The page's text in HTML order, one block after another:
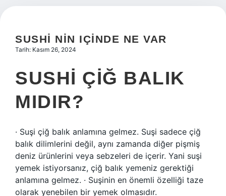
SUSHI NIN IÇINDE NE VAR
Tarih: Kasım 26, 2024
SUSHI ÇIĞ BALIK
MIDIR?
· Suşi çiğ balık anlamına gelmez. Suşi sadece çiğ
balık dilimlerini değil, aynı zamanda diğer pişmiş
deniz ürünlerini veya sebzeleri de içerir. Yani suşi
yemek istiyorsanız, çiğ balık yemeniz gerektiği
anlamına gelmez. · Suşinin en önemli özelliği taze
olarak yenebilen bir yemek olmasıdır.